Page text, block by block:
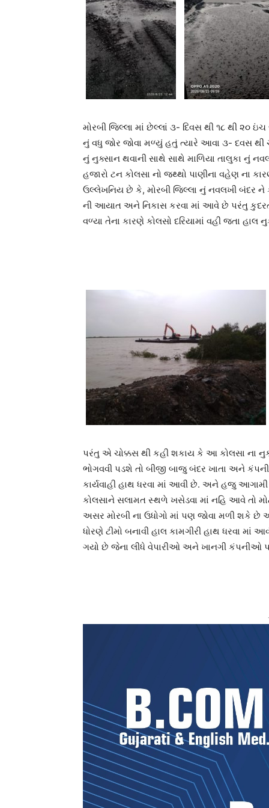
મોરબી જિલ્લા માં છેલ્લાં ૩- દિવસ થી ૧૮ થી ૨૦
નું વધુ જોર જોવા મળ્યું હતું ત્યારે આવા ૩- દવસ થી
નું નુક્સાન થવાની સાથે સાથે માળિયા તાલુકા નું
હજારો ટન કોલસા નો જથ્થો પાણીના વહેણ ના
ઉલ્લેખનિય છે કે, મોરબી જિલ્લા નું નવલખી બંદર
ની આયાત અને નિકાસ કરવા માં આવે છે પરંતુ
વળ્યા તેના કારણે કોલસો દરિયામાં વહી જતા
પરંતુ એ ચોક્કસ થી કહી શકાય કે આ કોલસા ના
ભોગવવી પડશે તો બીજી બાજુ બંદર ખાતા અને
કાર્યવાહી હાથ ધરવા માં આવી છે. અને હજુ
કોલસાને સલામત સ્થળે ખસેડવા માં નહિ આવે તો
અસર મોરબી ના ઉધોગો માં પણ જોવા મળી શકે છે
ધોરણે ટીમો બનાવી હાલ કામગીરી હાથ ધરવા માં
ગયો છે જેના લીધે વેપારીઓ અને ખાનગી કંપનીઓ